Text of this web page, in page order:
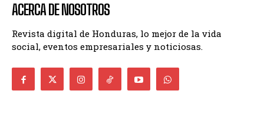
ACERCA DE NOSOTROS
Revista digital de Honduras, lo mejor de la vida
social, eventos empresariales y noticiosas.